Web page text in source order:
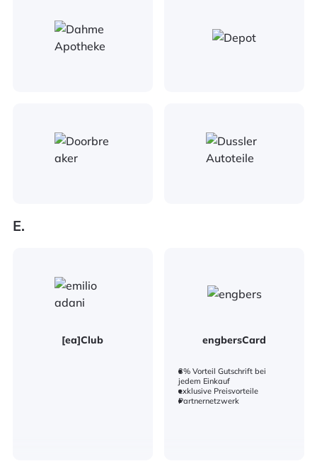
E.
[ea]Club engbersCard
3% Vorteil Gutschrift bei
jedem Einkauf
exklusive Preisvorteile
Partnernetzwerk